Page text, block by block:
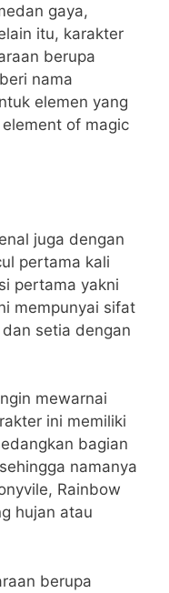
gaya,
itu, karakter
berupa
nama
elemen yang
of magic
juga dengan
pertama kali
pertama yakni
mempunyai sifat
setia dengan
mewarnai
ini memiliki
bagian
namanya
Rainbow
hujan atau
berupa